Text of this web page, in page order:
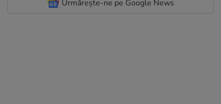
Urmărește-ne pe Google News